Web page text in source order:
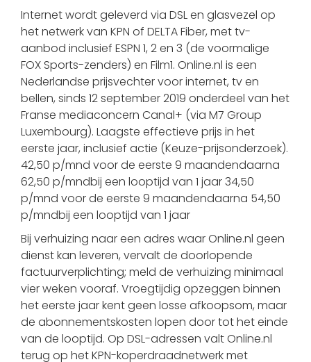
Internet wordt geleverd via DSL en glasvezel op
het netwerk van KPN of DELTA Fiber, met tv-
aanbod inclusief ESPN 1, 2 en 3 (de voormalige
FOX Sports-zenders) en Film1. Online.nl is een
Nederlandse prijsvechter voor internet, tv en
bellen, sinds 12 september 2019 onderdeel van het
Franse mediaconcern Canal+ (via M7 Group
Luxembourg). Laagste effectieve prijs in het
eerste jaar, inclusief actie (Keuze-prijsonderzoek).
42,50 p/mnd voor de eerste 9 maandendaarna
62,50 p/mndbij een looptijd van 1 jaar 34,50
p/mnd voor de eerste 9 maandendaarna 54,50
p/mndbij een looptijd van 1 jaar
Bij verhuizing naar een adres waar Online.nl geen
dienst kan leveren, vervalt de doorlopende
factuurverplichting; meld de verhuizing minimaal
vier weken vooraf. Vroegtijdig opzeggen binnen
het eerste jaar kent geen losse afkoopsom, maar
de abonnementskosten lopen door tot het einde
van de looptijd. Op DSL-adressen valt Online.nl
terug op het KPN-koperdraadnetwerk met